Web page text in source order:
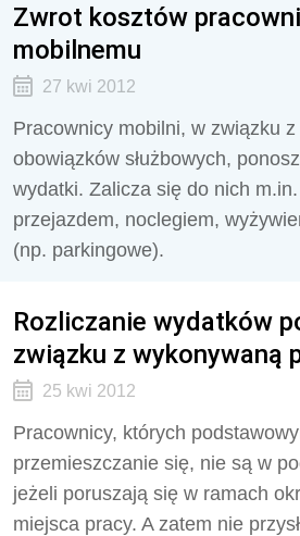
Zwrot kosztów
mobilnemu
27 kwi 2012
Pracownicy mobilni, w związku
obowiązków służbowych,
wydatki. Zalicza się do nich
przejazdem, noclegiem,
(np. parkingowe).
Rozliczanie wydatków
związku z wykonywaną
25 kwi 2012
Pracownicy, których
przemieszczanie się, nie są w
jeżeli poruszają się w ramach
miejsca pracy. A zatem nie